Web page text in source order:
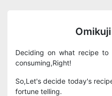
Deciding on what recipe
consuming,Right!
So,Let's decide today's
fortune telling.